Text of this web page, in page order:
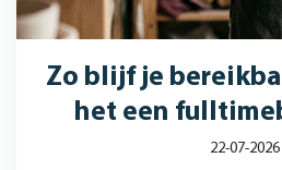
Zo blijf je
het een
22-07-2026